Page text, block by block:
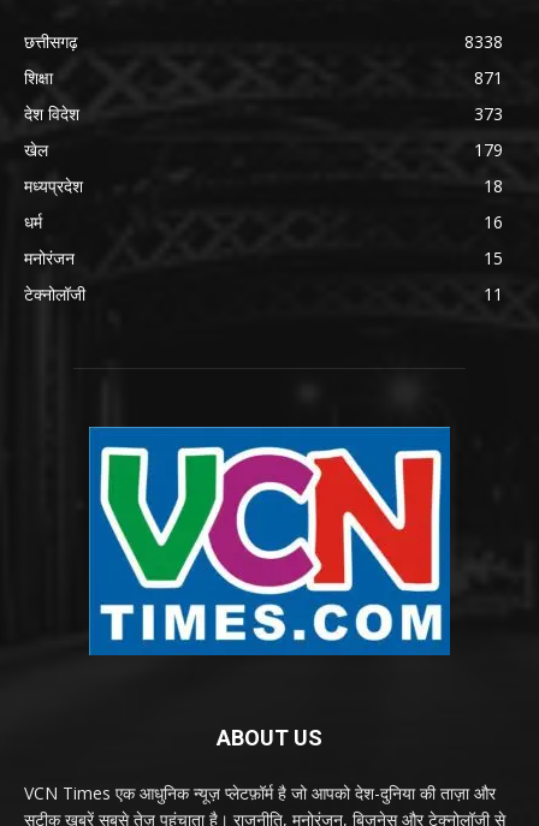
छत्तीसगढ़
8338
शिक्षा
871
देश विदेश
373
खेल
179
मध्यप्रदेश
18
धर्म
16
मनोरंजन
15
टेक्नोलॉजी
11
ABOUT US
VCN Times एक आधुनिक न्यूज़ प्लेटफ़ॉर्म है जो आपको देश-दुनिया की ताज़ा और
सटीक खबरें सबसे तेज़ पहुंचाता है। राजनीति, मनोरंजन, बिज़नेस और टेक्नोलॉजी से